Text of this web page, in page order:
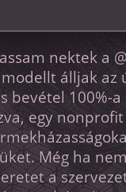
nektek a
álljak az
bevétel 100%-
egy
Még ha
a